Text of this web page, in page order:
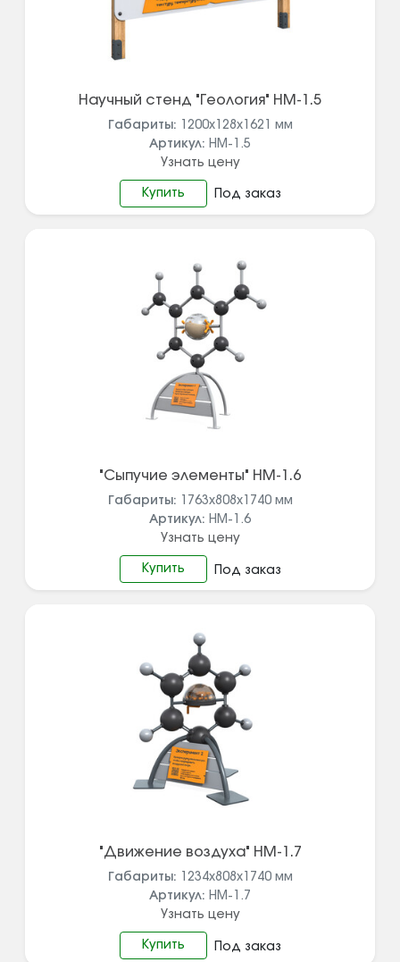
Научный стенд "Геология" НМ-1.5
Габариты: 1200x128х1621 мм
Артикул: НМ-1.5
Узнать цену
Купить Под заказ
"Сыпучие элементы" НМ-1.6
Габариты: 1763х808х1740 мм
Артикул: НМ-1.6
Узнать цену
Купить Под заказ
"Движение воздуха" НМ-1.7
Габариты: 1234х808х1740 мм
Артикул: НМ-1.7
Узнать цену
Купить Под заказ